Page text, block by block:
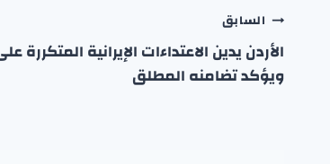
تصفّح
المقالات
السابق
الأردن يدين الاعتداءات الإيرانية المتكررة
ويؤكد تضامنه المطلق